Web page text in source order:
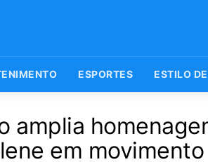
ESPORTES ESTILO
amplia
em